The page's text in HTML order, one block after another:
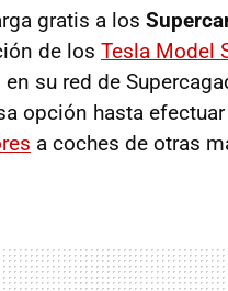
gratis a los
de los Tesla Model
en su red de
opción hasta
a coches de otras